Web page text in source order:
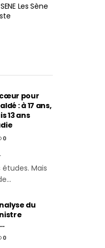
Les Sène
cœur pour
: à 17 ans,
13 ans
0
Mais
du
0